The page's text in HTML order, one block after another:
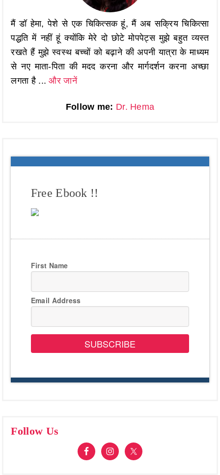
मैं डॉ हेमा, पेशे से एक चिकित्सक हूं, मैं अब सक्रिय चिकित्सा
पद्धति में नहीं हूं क्योंकि मेरे दो छोटे मोपपेट्स मुझे बहुत व्यस्त
रखते हैं मुझे स्वस्थ बच्चों को बढ़ाने की अपनी यात्रा के माध्यम
से नए माता-पिता की मदद करना और मार्गदर्शन करना अच्छा
लगता है ...और जानें
Follow me: Dr. Hema
Free Ebook !!
First Name
Email Address
SUBSCRIBE
Follow Us